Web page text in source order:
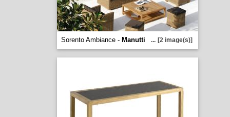
Sorento Ambiance - Manutti ... [2 image(s)]